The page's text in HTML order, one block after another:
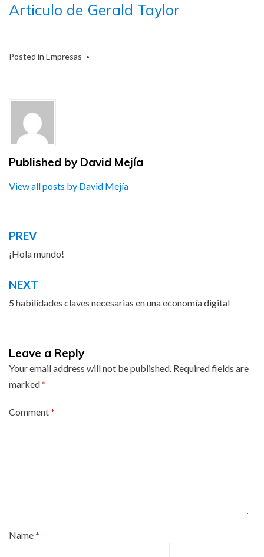
Articulo de Gerald Taylor
Posted in Empresas
Published by David Mejía
View all posts by David Mejía
Post
navigation
PREV
¡Hola mundo!
NEXT
5 habilidades claves necesarias en una economía digital
Leave a Reply
Your email address will not be published. Required fields are
marked*
Comment*
Name*